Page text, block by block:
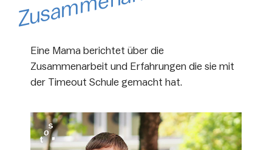
Eine Mama berichtet über die
Zusammenarbeit und Erfahrungen die sie mit
der Timeout Schule gemacht hat.